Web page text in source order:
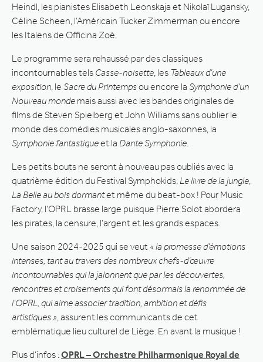
Heindl, les pianistes Elisabeth Leonskaja et Nikolaï Lugansky,
Céline Scheen, l’Américain Tucker Zimmerman ou encore
les Italens de Officina Zoè.
Le programme sera rehaussé par des classiques
incontournables tels Casse-noisette , les Tableaux d’une
exposition , le Sacre du Printempsou encore la Symphonie d’un
Nouveau monde mais aussi avec les bandes originales de
films de Steven Spielberg et John Williams sans oublier le
monde des comédies musicales anglo-saxonnes, la
Symphonie fantastiqueet la Dante Symphonie
Les petits bouts ne seront à nouveau pas oubliés avec la
quatrième édition du Festival Symphokids, Le livre de la jungle
La Belle au bois dormantet même du beat-box ! Pour Music
Factory, l’OPRL brasse large puisque Pierre Solot abordera
les pirates, la censure, l’argent et les grands espaces.
Une saison 2024-2025 qui se veut « la promesse d’émotions
intenses, tant au travers des nombreux chefs-d’œuvre
incontournables qui la jalonnent que par les découvertes,
rencontres et croisements qui font désormais la renommée de
l’OPRL, qui aime associer tradition, ambition et défis
artistiques » , assurent les communicants de cet
emblématique lieu culturel de Liège. En avant la musique !
Plus d’infos :OPRL – Orchestre Philharmonique Royal de